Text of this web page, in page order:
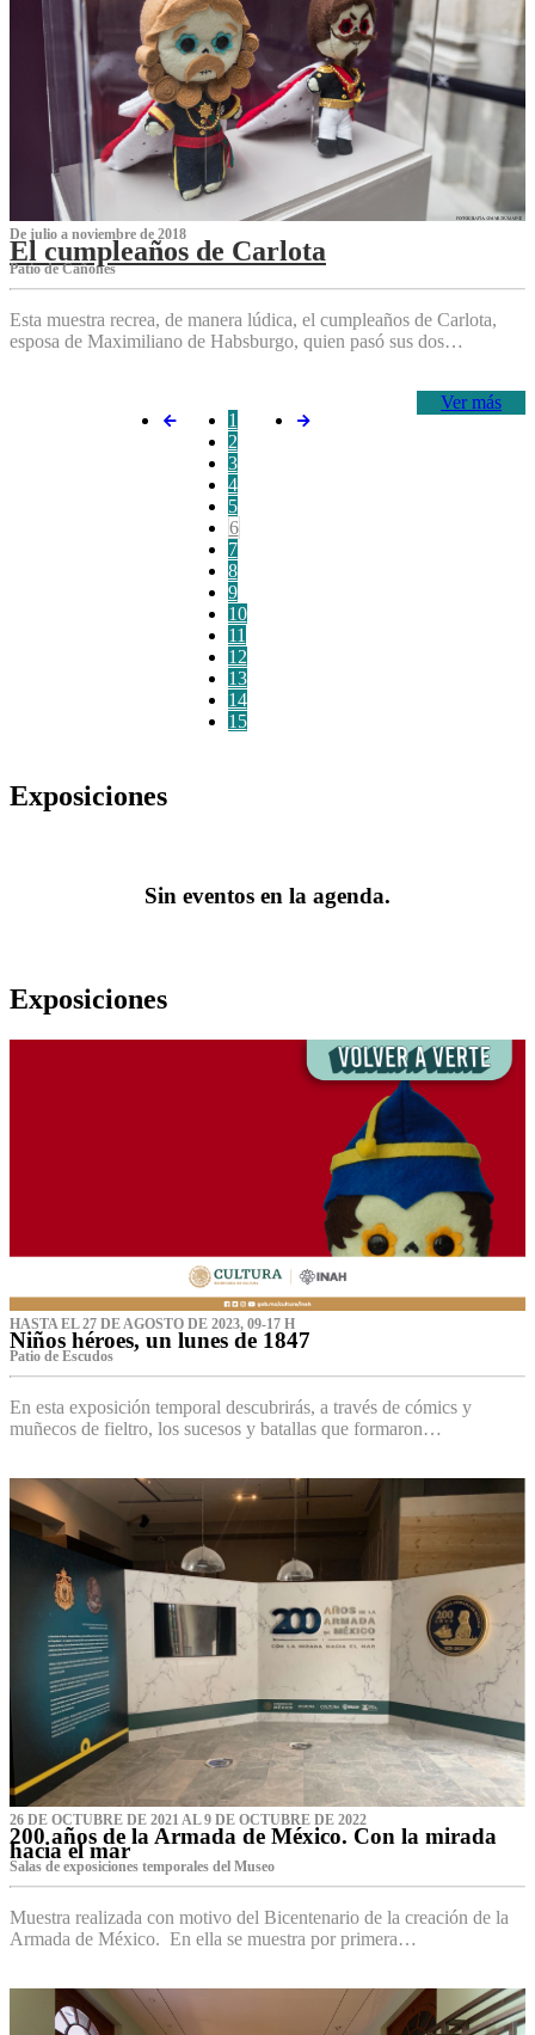
De julio a noviembre de 2018
El cumpleaños de Carlota
Patio de Cañones
Esta muestra recrea, de manera lúdica, el cumpleaños de Carlota,
esposa de Maximiliano de Habsburgo, quien pasó sus dos…
Ver más
1
2
3
4
5
6
7
8
9
10
11
12
13
14
15
Exposiciones
Sin eventos en la agenda.
Exposiciones
HASTA EL 27 DE AGOSTO DE 2023, 09-17 H
Niños héroes, un lunes de 1847
Patio de Escudos
En esta exposición temporal descubrirás, a través de cómics y
muñecos de fieltro, los sucesos y batallas que formaron…
26 DE OCTUBRE DE 2021 AL 9 DE OCTUBRE DE 2022
200 años de la Armada de México. Con la mirada
hacia el mar
Salas de exposiciones temporales del Museo‌
Muestra realizada con motivo del Bicentenario de la creación de la
Armada de México. En ella se muestra por primera…